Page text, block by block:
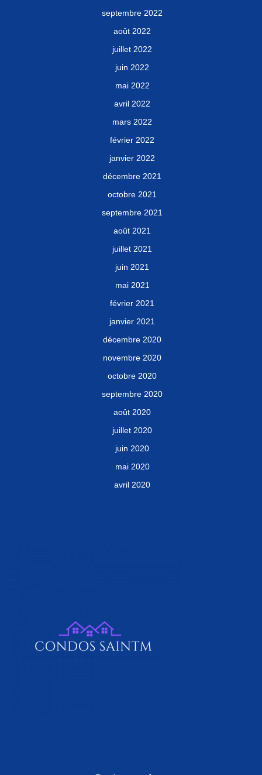
septembre 2022
août 2022
juillet 2022
juin 2022
mai 2022
avril 2022
mars 2022
février 2022
janvier 2022
décembre 2021
octobre 2021
septembre 2021
août 2021
juillet 2021
juin 2021
mai 2021
février 2021
janvier 2021
décembre 2020
novembre 2020
octobre 2020
septembre 2020
août 2020
juillet 2020
juin 2020
mai 2020
avril 2020